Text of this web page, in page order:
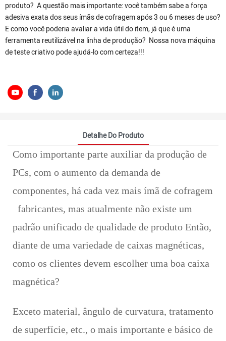
produto? A questão mais importante: você também sabe a força
adesiva exata dos seus ímãs de cofragem após 3 ou 6 meses de uso?
E como você poderia avaliar a vida útil do item, já que é uma
ferramenta reutilizável na linha de produção? Nossa nova máquina
de teste criativo pode ajudá-lo com certeza!!!
Detalhe Do Produto
Como importante parte auxiliar da produção de
PCs, com o aumento da demanda de
componentes, há cada vez mais ímã de cofragem
fabricantes, mas atualmente não existe um
padrão unificado de qualidade de produto Então,
diante de uma variedade de caixas magnéticas,
como os clientes devem escolher uma boa caixa
magnética?
Exceto material, ângulo de curvatura, tratamento
de superfície, etc., o mais importante e básico de